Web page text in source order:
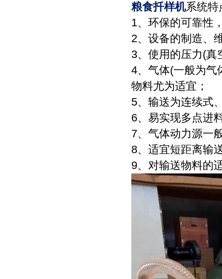
粮食扦样机系统特
1、环保的可靠性
2、设备的制造、
3、使用的压力(真
4、气体(一般为气
物料尤为适宜；
5、输送为连续式
6、易实现多点进
7、气体动力源一
8、适宜短距离输
9、对输送物料的